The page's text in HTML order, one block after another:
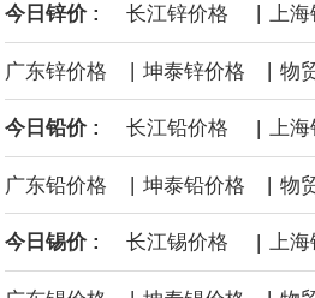
供支撑，同时投资者正等待美
景的线索。StoneX高级分析师
海力士：龙仁工厂将生产高带
今日锌价 : 长江锌价格 上海
广东锌价格 | 坤泰锌价格 | 物
今日铅价 : 长江铅价格 | 上海
广东铅价格 坤泰铅价格 物
今日锡价 : 长江锡价格 | 上海